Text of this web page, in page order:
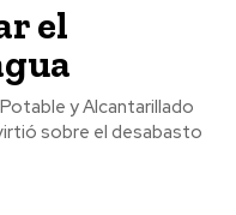
el
y Alcantarillado
sobre el desabasto